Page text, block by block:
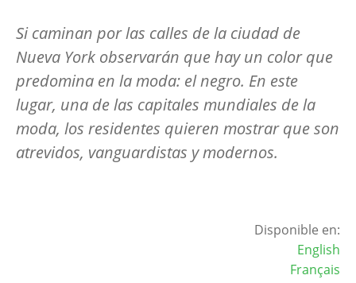
Si caminan por las calles de la ciudad de
Nueva York observarán que hay un color que
predomina en la moda: el negro. En este
lugar, una de las capitales mundiales de la
moda, los residentes quieren mostrar que son
atrevidos, vanguardistas y modernos.
Disponible en:
English
Français